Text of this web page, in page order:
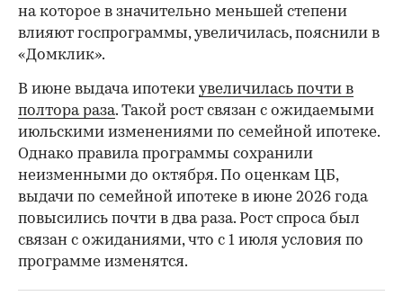
на которое в значительно меньшей степени
влияют госпрограммы, увеличилась, пояснили в
«Домклик».
В июне выдача ипотеки увеличилась почти в
полтора раза. Такой рост связан с ожидаемыми
июльскими изменениями по семейной ипотеке.
Однако правила программы сохранили
неизменными до октября. По оценкам ЦБ,
выдачи по семейной ипотеке в июне 2026 года
повысились почти в два раза. Рост спроса был
связан с ожиданиями, что с 1 июля условия по
программе изменятся.